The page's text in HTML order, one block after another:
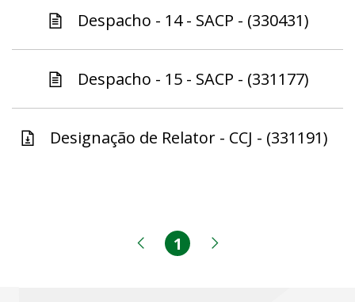
Despacho - 14 - SACP - (330431)
Despacho - 15 - SACP - (331177)
Designação de Relator - CCJ - (331191)
Página anterior
Página
1